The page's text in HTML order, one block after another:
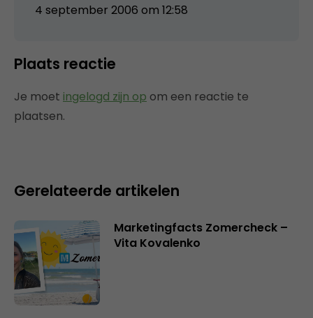
4 september 2006 om 12:58
Plaats reactie
Je moet ingelogd zijn op om een reactie te
plaatsen.
Gerelateerde artikelen
Marketingfacts Zomercheck –
Vita Kovalenko